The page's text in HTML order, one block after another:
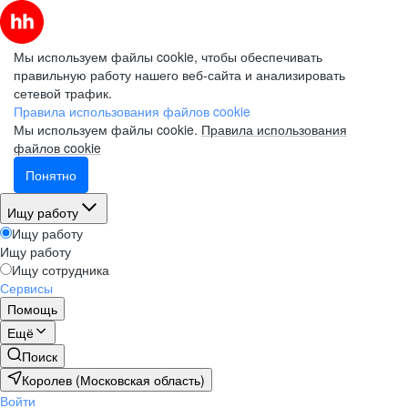
Мы используем файлы cookie, чтобы обеспечивать
правильную работу нашего веб-сайта и анализировать
сетевой трафик.
Правила использования файлов cookie
Мы используем файлы cookie. Правила использования
файлов cookie
Понятно
Ищу работу
Ищу работу
Ищу работу
Ищу сотрудника
Сервисы
Помощь
Ещё
Поиск
Королев (Московская область)
Войти